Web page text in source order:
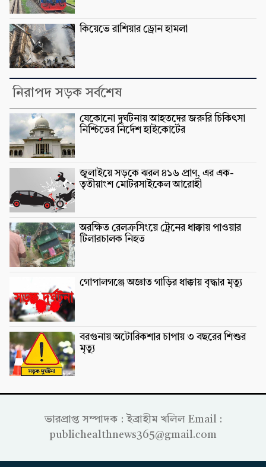
কিয়েভে রাশিয়ার ড্রোন হামলা
নিরাপদ সড়ক সর্বশেষ
যেকোনো দুর্ঘটনায় আহতদের জরুরি চিকিৎসা
নিশ্চিতের নির্দেশ হাইকোর্টের
জুলাইয়ে সড়কে ঝরল ৪১৬ প্রাণ, এর এক-
তৃতীয়াংশ মোটরসাইকেল আরোহী
অরক্ষিত রেলক্রসিংয়ে ট্রেনের ধাক্কায় পাওয়ার
টিলারচালক নিহত
গোপালগঞ্জে অজ্ঞাত গাড়ির ধাক্কায় বৃদ্ধার মৃত্যু
বরগুনায় অটোরিকশার চাপায় ৩ বছরের শিশুর
মৃত্যু
ভারপ্রাপ্ত সম্পাদক : ইব্রাহীম খলিল Email :
publichealthnews365@gmail.com